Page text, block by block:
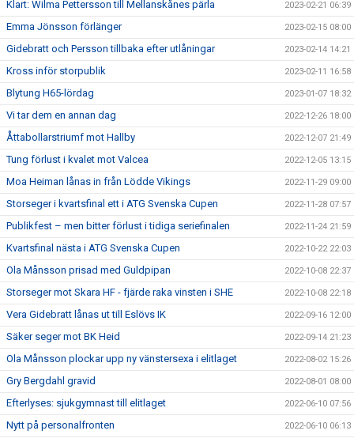
Klart: Wilma Pettersson till Mellanskånes pärla 2023-02-21 06:39
Emma Jönsson förlänger 2023-02-15 08:00
Gidebratt och Persson tillbaka efter utlåningar 2023-02-14 14:21
Kross inför storpublik 2023-02-11 16:58
Blytung H65-lördag 2023-01-07 18:32
Vi tar dem en annan dag 2022-12-26 18:00
Åttabollarstriumf mot Hallby 2022-12-07 21:49
Tung förlust i kvalet mot Valcea 2022-12-05 13:15
Moa Heiman lånas in från Lödde Vikings 2022-11-29 09:00
Storseger i kvartsfinal ett i ATG Svenska Cupen 2022-11-28 07:57
Publikfest – men bitter förlust i tidiga seriefinalen 2022-11-24 21:59
Kvartsfinal nästa i ATG Svenska Cupen 2022-10-22 22:03
Ola Månsson prisad med Guldpipan 2022-10-08 22:37
Storseger mot Skara HF - fjärde raka vinsten i SHE 2022-10-08 22:18
Vera Gidebratt lånas ut till Eslövs IK 2022-09-16 12:00
Säker seger mot BK Heid 2022-09-14 21:23
Ola Månsson plockar upp ny vänstersexa i elitlaget 2022-08-02 15:26
Gry Bergdahl gravid 2022-08-01 08:00
Efterlyses: sjukgymnast till elitlaget 2022-06-10 07:56
Nytt på personalfronten 2022-06-10 06:13